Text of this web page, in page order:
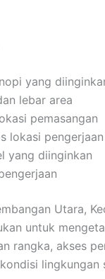
yang
lebar area
pemasangan
lokasi pengerjaan
yang diinginkan
Utara,
untuk
rangka, akses
lingkungan